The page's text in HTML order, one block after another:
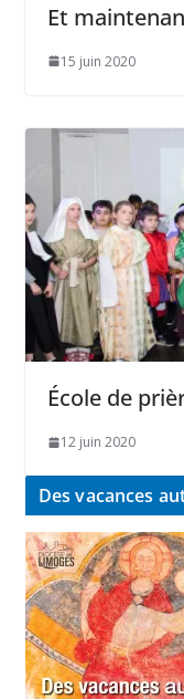
Et
15 juin 2020
École de
12 juin 2020
Des vacances